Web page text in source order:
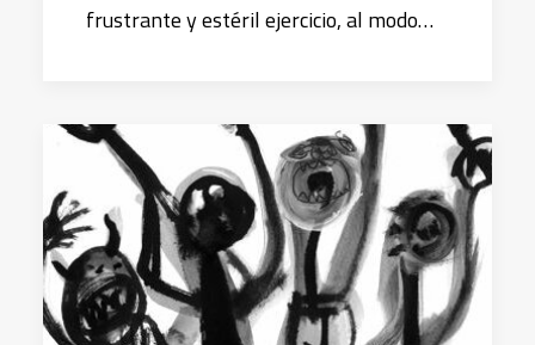
frustrante y estéril ejercicio, al modo…